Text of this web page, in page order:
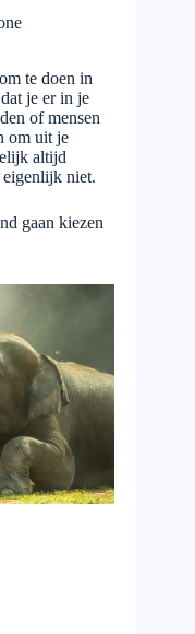
te doen in
je er in je
of mensen
om uit je
altijd
niet.
gaan kiezen